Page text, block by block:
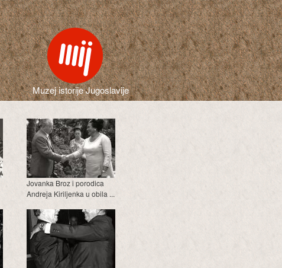
Muzej istorije Jugoslavije
Jovanka Broz i porodica
Andreja Kiriljenka u obila ...